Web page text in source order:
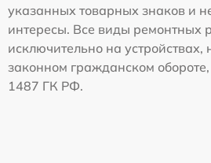
указанных товарных знаков и
интересы. Все виды ремонтных
исключительно на
законном гражданском обороте,
1487 ГК РФ.